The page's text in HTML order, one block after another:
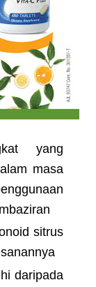
yang
masa
sitrus
daripada